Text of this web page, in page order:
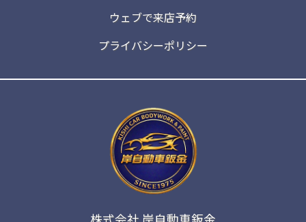
ウェブで来店予約
プライバシーポリシー